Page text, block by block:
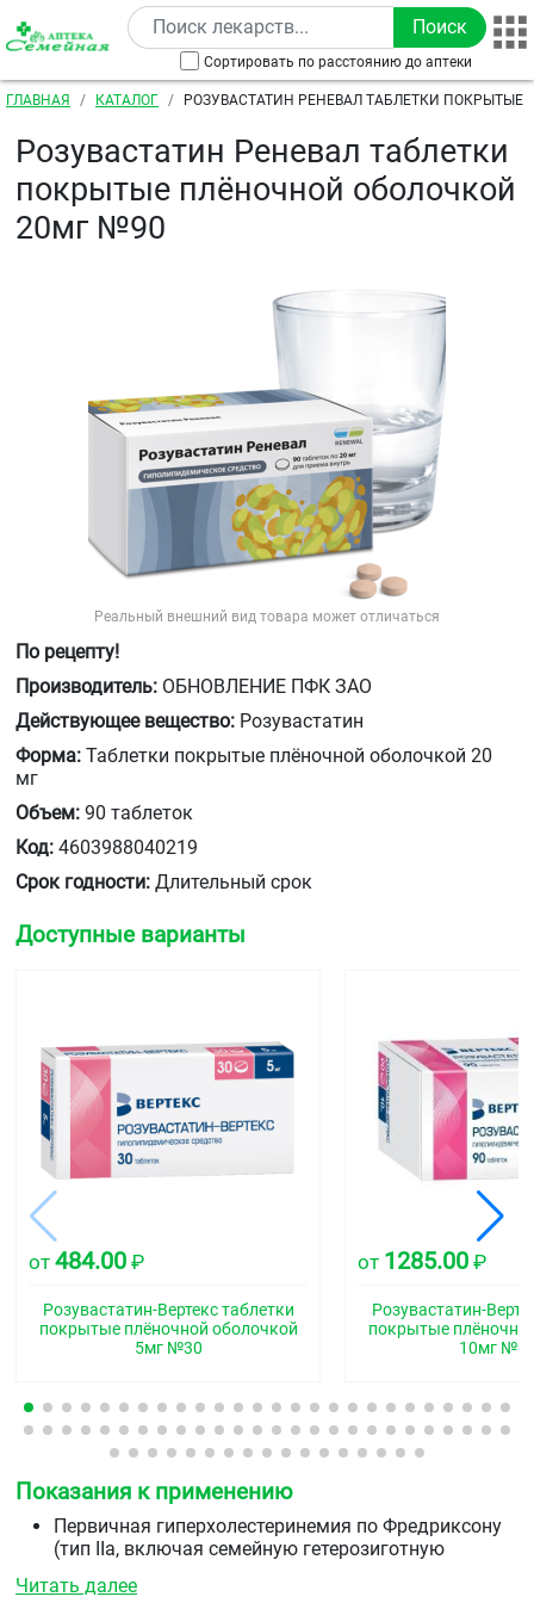
Перейти к основному содержанию
Сортировать по расстоянию до аптеки
Строка навигации
ГЛАВНАЯ КАТАЛОГ
РОЗУВАСТАТИН РЕНЕВАЛ ТАБЛЕТКИ ПОКРЫТЫЕ
Розувастатин Реневал таблетки
покрытые плёночной оболочкой
20мг №90
Реальный внешний вид товара может отличаться
По рецепту!
Производитель: ОБНОВЛЕНИЕ ПФК ЗАО
Действующее вещество: Розувастатин
Форма: Таблетки покрытые плёночной оболочкой 20
мг
Объем: 90 таблеток
Код: 4603988040219
Срок годности: Длительный срок
Доступные варианты
от 484.00 ₽
Розувастатин-Вертекс таблетки
покрытые плёночной оболочкой
5мг №30
от 1285.00 ₽
Розувастатин-
покрытые
10мг
Показания к применению
Первичная гиперхолестеринемия по Фредриксону
(тип IIa, включая семейную гетерозиготную
гиперхолестеринемия (тип IIb) в качестве
Читать далее